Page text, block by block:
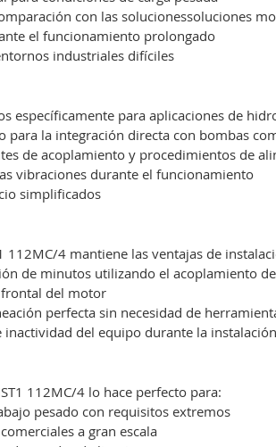
con las solucionessoluciones
el funcionamiento prolongado
industriales difíciles
específicamente para aplicaciones de
para la integración directa con bombas
de acoplamiento y procedimientos de
vibraciones durante el funcionamiento
simplificados
4 mantiene las ventajas de
de minutos utilizando el acoplamiento
frontal del motor
perfecta sin necesidad de
del equipo durante la
112MC/4 lo hace perfecto para:
pesado con requisitos extremos
a gran escala